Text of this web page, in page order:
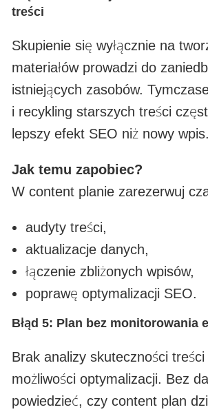
treści
Skupienie się wyłącznie na
materiałów prowadzi do
istniejących zasobów.
i recykling starszych treści
lepszy efekt SEO niż nowy wpis.
Jak temu zapobiec?
W content planie zarezerwuj
audyty treści,
aktualizacje danych,
łączenie zbliżonych wpisów,
poprawę optymalizacji SEO.
Błąd 5: Plan bez monitorowania
Brak analizy skuteczności
możliwości optymalizacji. Bez
powiedzieć, czy content plan